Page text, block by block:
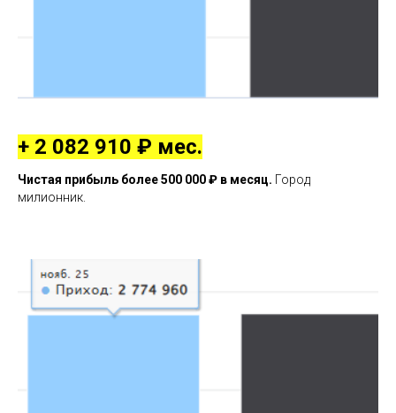
+ 2 082 910 ₽ мес.
Чистая прибыль более 500 000 ₽ в месяц. Город
милионник.